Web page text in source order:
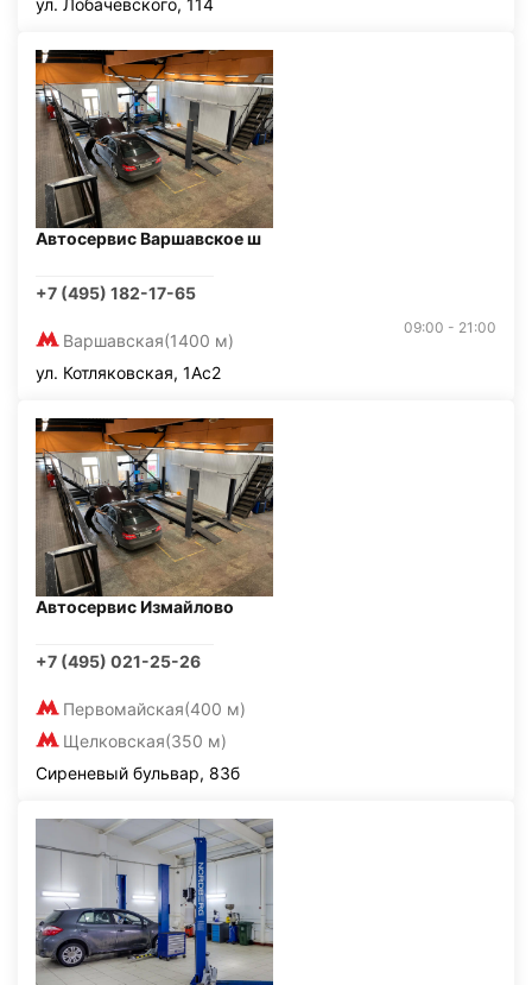
ул. Лобачевского, 114
Автосервис Варшавское ш
+7 (495) 182-17-65
Варшавская(1400 м)
09:00 - 21:00
ул. Котляковская, 1Ас2
Автосервис Измайлово
+7 (495) 021-25-26
Первомайская(400 м)
Щелковская(350 м)
Сиреневый бульвар, 83б